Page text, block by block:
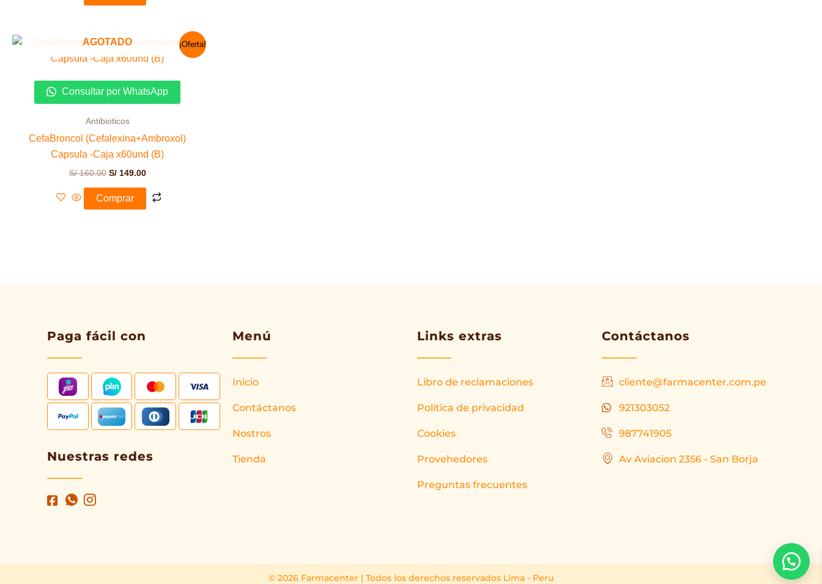
¡Oferta!
AGOTADO
Consultar por WhatsApp
Antibioticos
CefaBroncol (Cefalexina+Ambroxol)
Capsula -Caja x60und (B)
S/160.00
El
original
S/ 160.00.
S/149.00
El
actual
S/ 149.00.
Comprar
Paga fácil con
Nuestras redes
Menú
Inicio
Contáctanos
Nostros
Tienda
Links extras
Libro de reclamaciones
Política de privacidad
Cookies
Provehedores
Preguntas frecuentes
Contáctanos
cliente@farmacenter.com.pe
921303052
987741905
Av Aviacion 2356 - San Borja
© 2026 Farmacenter | Todos los derechos reservados Lima - Peru